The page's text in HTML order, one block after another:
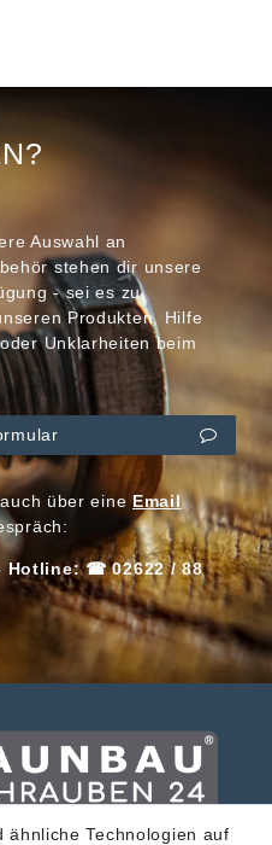
Auswahl an
stehen dir unsere
- sei es zu
Produkten, Hilfe
Unklarheiten beim
über eineEmail
Hotline: ☎ 02622 / 88
ähnliche Technologien auf